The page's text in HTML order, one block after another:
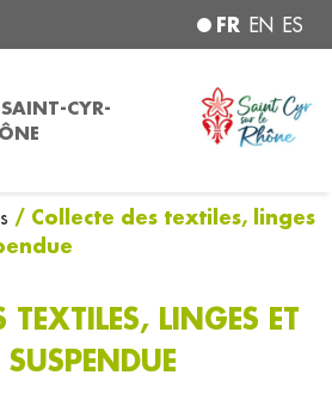
FR EN ES
CYR-
/ Collecte des textiles, linges
TEXTILES, LINGES ET